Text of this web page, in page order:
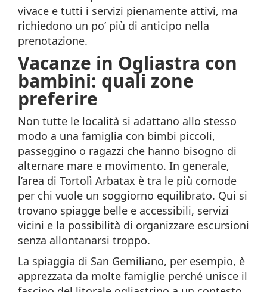
vivace e tutti i servizi pienamente attivi, ma
richiedono un po’ più di anticipo nella
prenotazione.
Vacanze in Ogliastra con
bambini: quali zone
preferire
Non tutte le località si adattano allo stesso
modo a una famiglia con bimbi piccoli,
passeggino o ragazzi che hanno bisogno di
alternare mare e movimento. In generale,
l’area di Tortolì Arbatax è tra le più comode
per chi vuole un soggiorno equilibrato. Qui si
trovano spiagge belle e accessibili, servizi
vicini e la possibilità di organizzare escursioni
senza allontanarsi troppo.
La spiaggia di San Gemiliano, per esempio, è
apprezzata da molte famiglie perché unisce il